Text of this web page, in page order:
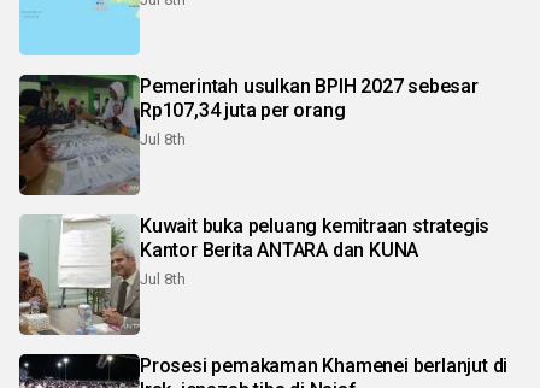
Pemerintah usulkan BPIH 2027 sebesar
Rp107,34 juta per orang
Jul 8th
Kuwait buka peluang kemitraan strategis
Kantor Berita ANTARA dan KUNA
Jul 8th
Prosesi pemakaman Khamenei berlanjut di